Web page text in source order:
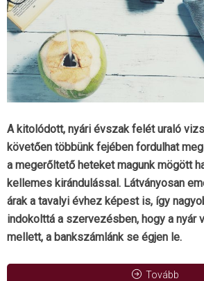
A kitolódott, nyári évszak felét uraló
követően többünk fejében fordulhat
a megerőltető heteket magunk mögött
kellemes kirándulással. Látványosan
árak a tavalyi évhez képest is, így
indokolttá a szervezésben, hogy a nyár
mellett, a bankszámlánk se égjen le.
Tovább